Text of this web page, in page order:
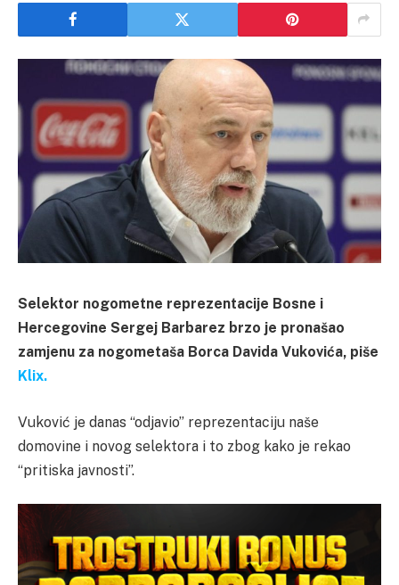
Selektor nogometne reprezentacije Bosne i
Hercegovine Sergej Barbarez brzo je pronašao
zamjenu za nogometaša Borca Davida Vukovića, piše
Klix.
Vuković je danas “odjavio” reprezentaciju naše
domovine i novog selektora i to zbog kako je rekao
“pritiska javnosti”.